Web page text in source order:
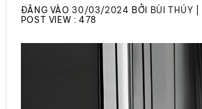
ĐĂNG VÀO 30/03/2024 BỞI BÙI THÚY
POST VIEW :478